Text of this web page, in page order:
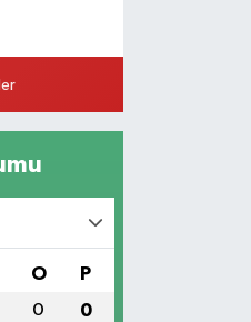
O P
0 0